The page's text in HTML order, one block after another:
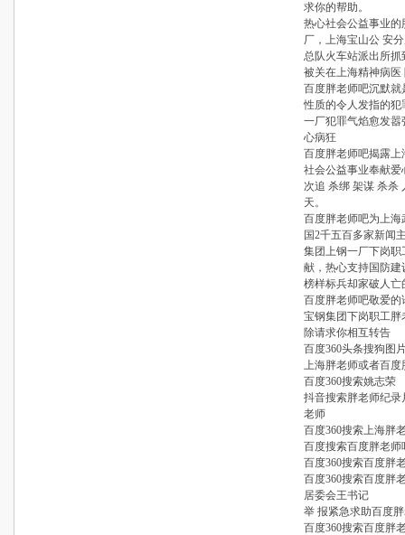
求你的帮助。
热心社会公益事业
厂，上海宝山公 安
总队火车站派出所
被关在上海精神病
百度胖老师吧沉默
性质的令人发指的
一厂犯罪气焰愈发
心病狂
百度胖老师吧揭露
社会公益事业奉献
次追 杀绑 架谋 杀杀
天。
百度胖老师吧为上
国2千五百多家新闻
集团上钢一厂下岗
献，热心支持国防
榜样标兵却家破人亡
百度胖老师吧敬爱
宝钢集团下岗职工
除请求你相互转告
百度360头条搜狗图
上海胖老师或者百度
百度360搜索姚志荣
抖音搜索胖老师纪
老师
百度360搜索上海胖
百度搜索百度胖老
百度360搜索百度胖
百度360搜索百度胖
居委会王书记
举 报紧急求助百度
百度360搜索百度胖